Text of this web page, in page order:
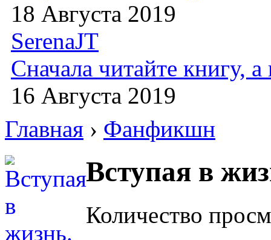
18 Августа 2019
SerenaJT
Сначала читайте книгу,
16 Августа 2019
Главная › Фанфикшн
Вступая в
Количество